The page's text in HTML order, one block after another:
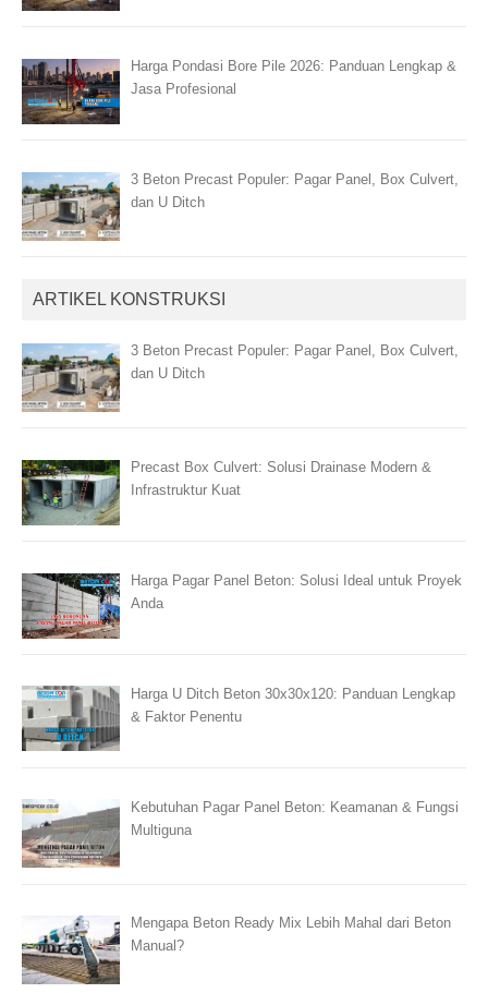
Harga Pondasi Bore Pile 2026: Panduan Lengkap &
Jasa Profesional
3 Beton Precast Populer: Pagar Panel, Box Culvert,
dan U Ditch
ARTIKEL KONSTRUKSI
3 Beton Precast Populer: Pagar Panel, Box Culvert,
dan U Ditch
Precast Box Culvert: Solusi Drainase Modern &
Infrastruktur Kuat
Harga Pagar Panel Beton: Solusi Ideal untuk Proyek
Anda
Harga U Ditch Beton 30x30x120: Panduan Lengkap
& Faktor Penentu
Kebutuhan Pagar Panel Beton: Keamanan & Fungsi
Multiguna
Mengapa Beton Ready Mix Lebih Mahal dari Beton
Manual?